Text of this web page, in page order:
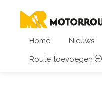
Home Nieuws
Route toevoegen